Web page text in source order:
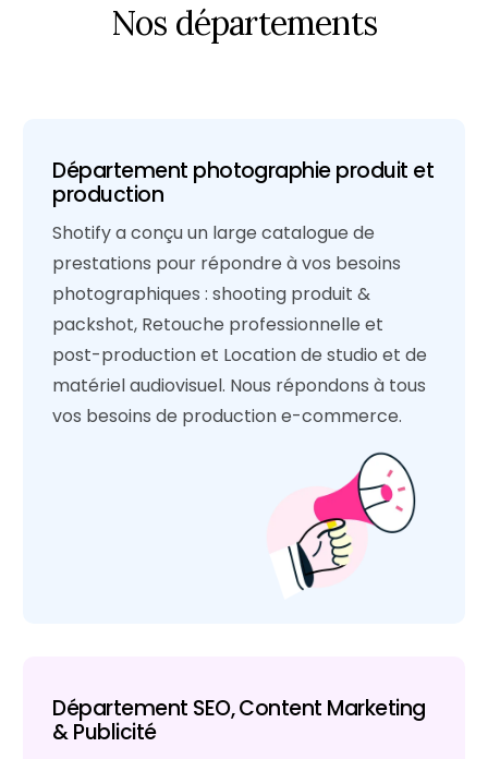
Nos départements
Département photographie produit et
production
Shotify a conçu un large catalogue de
prestations pour répondre à vos besoins
photographiques : shooting produit &
packshot, Retouche professionnelle et
post-production et Location de studio et de
matériel audiovisuel. Nous répondons à tous
vos besoins de production e-commerce.
Département SEO, Content Marketing
& Publicité